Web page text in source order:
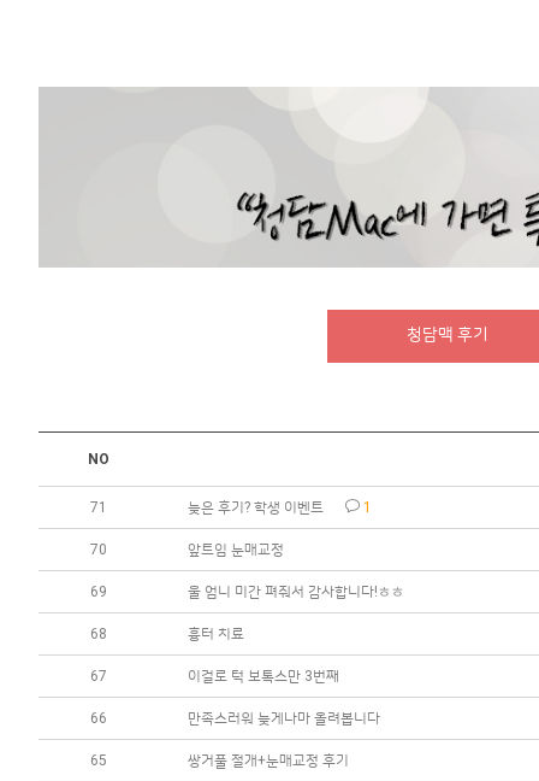
청담맥 후기
NO
71 늦은 후기? 학생 이벤트 1
70 앞트임 눈매교정
69 울 엄니 미간 펴줘서 감사합니다!ㅎㅎ
68 흉터 치료
67 이걸로 턱 보톡스만 3번째
66 만족스러워 늦게나마 올려봅니다
65 쌍거풀 절개+눈매교정 후기